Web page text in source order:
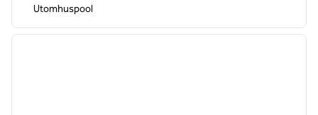
Utomhuspool
1 av 12
nästa